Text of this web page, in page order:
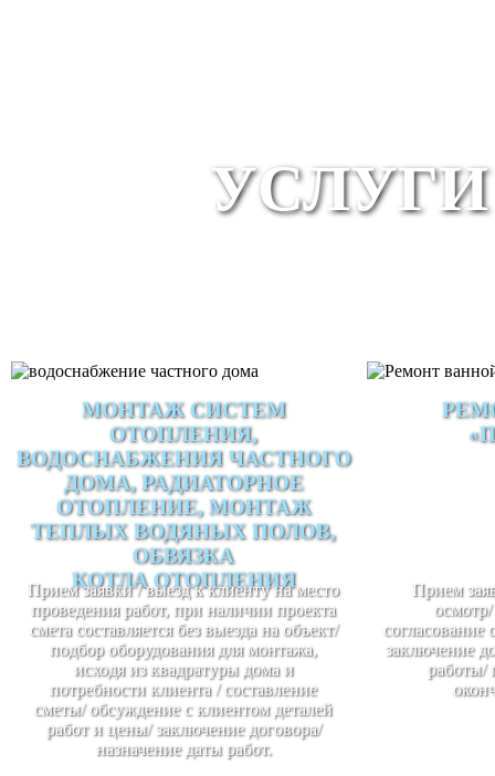
МОНТАЖ СИСТЕМ
ОТОПЛЕНИЯ,
ВОДОСНАБЖЕНИЯ ЧАСТНОГО
ДОМА, РАДИАТОРНОЕ
ОТОПЛЕНИЕ, МОНТАЖ
ТЕПЛЫХ ВОДЯНЫХ ПОЛОВ,
ОБВЯЗКА
КОТЛА ОТОПЛЕНИЯ
Прием заявки / выезд к клиенту на место
проведения работ, при наличии проекта
смета составляется без выезда на объект/
подбор оборудования для монтажа,
исходя из квадратуры дома и
потребности клиента / составление
сметы/ обсуждение с клиентом деталей
работ и цены/ заключение договора/
назначение даты работ.
Прием
согласование
заключение
работы/